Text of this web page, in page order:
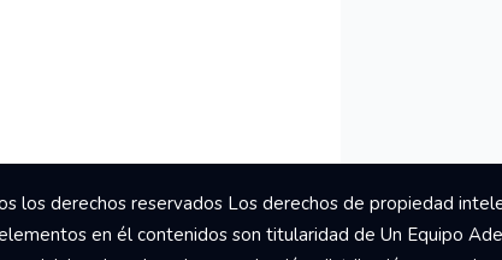
los derechos reservados Los derechos de propiedad
en él contenidos son titularidad de Un Equipo